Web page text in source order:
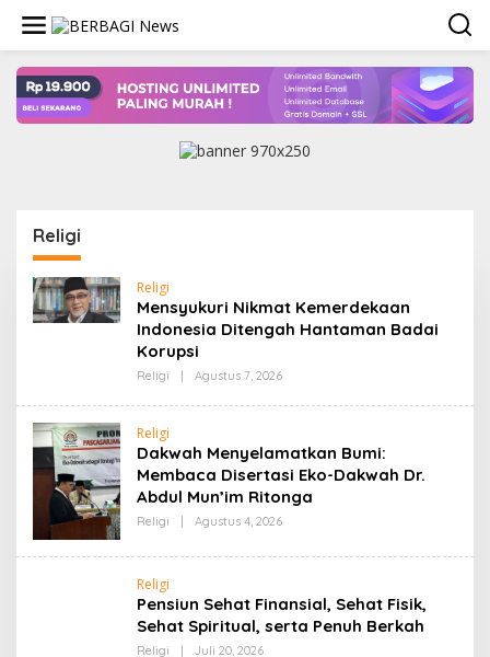
konten
Religi
Religi
Mensyukuri Nikmat Kemerdekaan
Indonesia Ditengah Hantaman Badai
Korupsi
Religi Agustus 7, 2026Oleh
Religi
Dakwah Menyelamatkan Bumi:
Membaca Disertasi Eko-Dakwah Dr.
Abdul Mun’im Ritonga
Religi Agustus 4, 2026Oleh
Religi
Pensiun Sehat Finansial, Sehat Fisik,
Sehat Spiritual, serta Penuh Berkah
Religi | Juli 20, 2026Oleh